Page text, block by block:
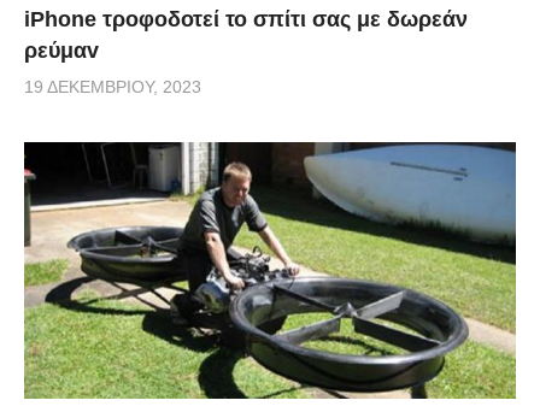
iPhone τροφοδοτεί το σπίτι σας με δωρεάν
ρεύμαv
19 ΔΕΚΕΜΒΡΊΟΥ, 2023